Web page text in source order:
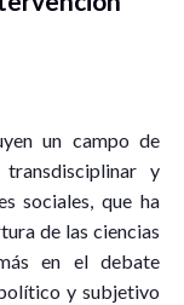
un campo de
y
sociales, que ha
de las ciencias
en el debate
y subjetivo